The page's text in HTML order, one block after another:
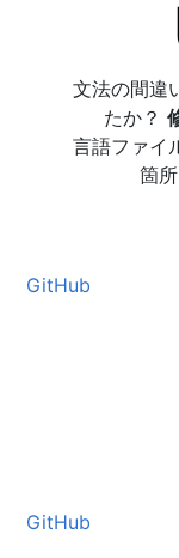
文法の間違
たか？
言語ファイ
箇
GitHub
GitHub